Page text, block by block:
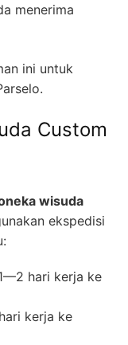
menerima
ini untuk
Custom
wisuda
ekspedisi
hari kerja ke
kerja ke